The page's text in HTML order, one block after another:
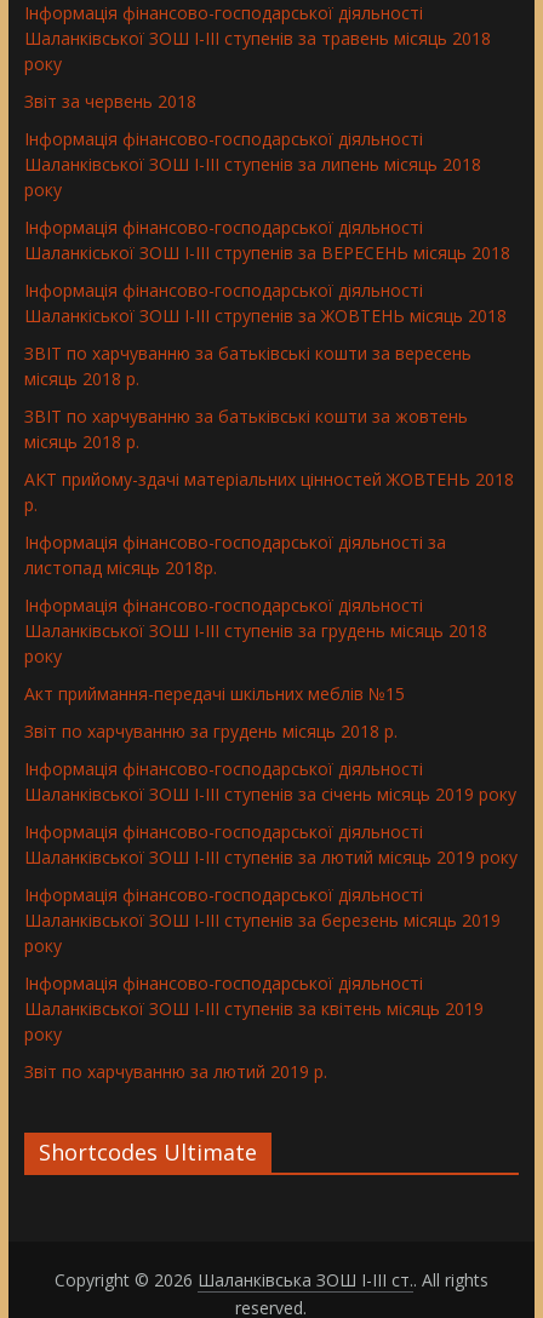
Інформація фінансово-господарської діяльності
Шаланківської ЗОШ І-ІІІ ступенів за травень місяць 2018
року
Звіт за червень 2018
Інформація фінансово-господарської діяльності
Шаланківської ЗОШ І-ІІІ ступенів за липень місяць 2018
року
Інформація фінансово-господарської діяльності
Шаланкіської ЗОШ І-ІІІ струпенів за ВЕРЕСЕНЬ місяць 2018
Інформація фінансово-господарської діяльності
Шаланкіської ЗОШ І-ІІІ струпенів за ЖОВТЕНЬ місяць 2018
ЗВІТ по харчуванню за батьківські кошти за вересень
місяць 2018 р.
ЗВІТ по харчуванню за батьківські кошти за жовтень
місяць 2018 р.
АКТ прийому-здачі матеріальних цінностей ЖОВТЕНЬ 2018
р.
Інформація фінансово-господарської діяльності за
листопад місяць 2018р.
Інформація фінансово-господарської діяльності
Шаланківської ЗОШ І-ІІІ ступенів за грудень місяць 2018
року
Aкт приймання-передачі шкільних меблів №15
Звіт по харчуванню за грудень місяць 2018 р.
Інформація фінансово-господарської діяльності
Шаланківської ЗОШ І-ІІІ ступенів за січень місяць 2019 року
Інформація фінансово-господарської діяльності
Шаланківської ЗОШ І-ІІІ ступенів за лютий місяць 2019 року
Інформація фінансово-господарської діяльності
Шаланківської ЗОШ І-ІІІ ступенів за березень місяць 2019
року
Інформація фінансово-господарської діяльності
Шаланківської ЗОШ І-ІІІ ступенів за квітень місяць 2019
року
Звіт по харчуванню за лютий 2019 р.
Shortcodes Ultimate
Copyright © 2026 Шаланківська ЗОШ І-ІІІ ст.. All rights
reserved.